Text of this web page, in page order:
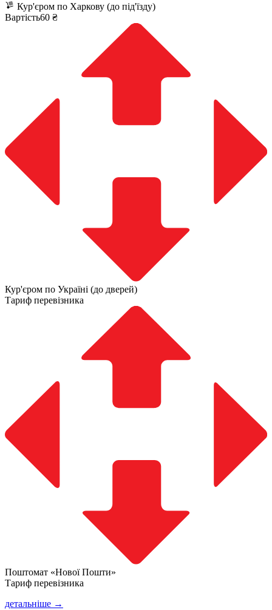
Кур'єром по Харкову (до під'їзду)
Вартість60 ₴
Кур'єром по Україні (до дверей)
Тариф перевізника
Поштомат «Нової Пошти»
Тариф перевізника
детальніше →